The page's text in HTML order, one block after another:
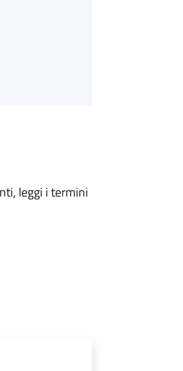
leggi i termini